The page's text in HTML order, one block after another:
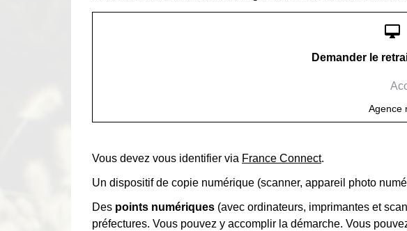
desktop_mac
Demander le
Agence
Vous devez vous identifier via France Connect.
Un dispositif de copie numérique (scanner, appareil photo
Des points numériques (avec ordinateurs, imprimantes et
préfectures. Vous pouvez y accomplir la démarche. Vous